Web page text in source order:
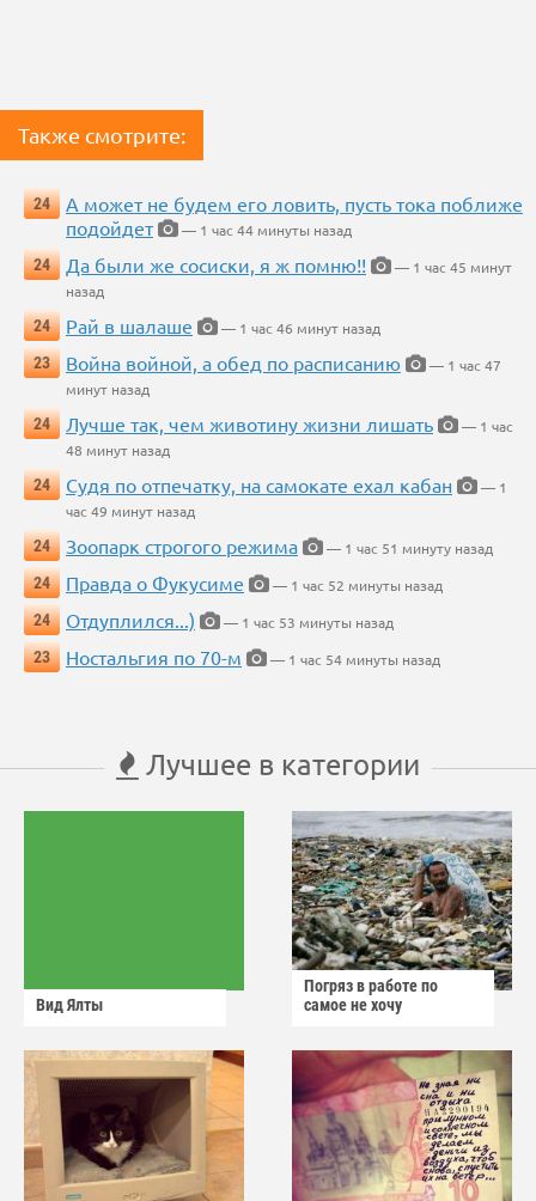
Также смотрите:
24
А может не будем его ловить, пусть тока поближе
подойдет
— 1 час 44 минуты назад
24
Да были же сосиски, я ж помню!!
— 1 час 45 минут
назад
24
Рай в шалаше
— 1 час 46 минут назад
23
Война войной, а обед по расписанию
— 1 час 47
минут назад
24
Лучше так, чем животину жизни лишать
— 1 час
48 минут назад
24
Судя по отпечатку, на самокате ехал кабан
— 1
час 49 минут назад
24
Зоопарк строгого режима
— 1 час 51 минуту назад
24
Правда о Фукусиме
— 1 час 52 минуты назад
24
Отдуплился...)
— 1 час 53 минуты назад
23
Ностальгия по 70-м — 1 час 54 минуты назад
Лучшее в категории
Вид Ялты
Погряз в работе по
самое не хочу